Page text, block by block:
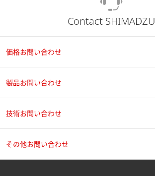
Contact SHIMADZU
価格お問い合わせ
製品お問い合わせ
技術お問い合わせ
その他お問い合わせ